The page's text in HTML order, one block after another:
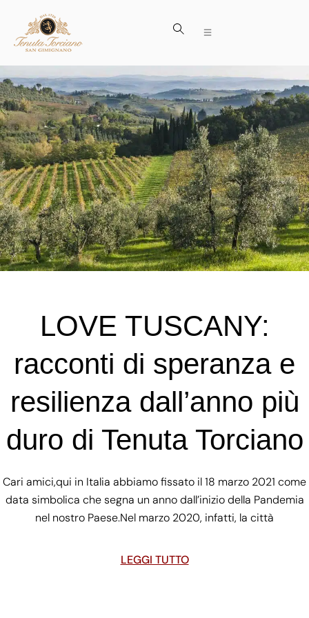
LOVE TUSCANY:
racconti di speranza e
resilienza dall’anno più
duro di Tenuta Torciano
Cari amici,qui in Italia abbiamo fissato il 18 marzo 2021 come
data simbolica che segna un anno dall’inizio della Pandemia
nel nostro Paese.Nel marzo 2020, infatti, la città
LEGGI TUTTO